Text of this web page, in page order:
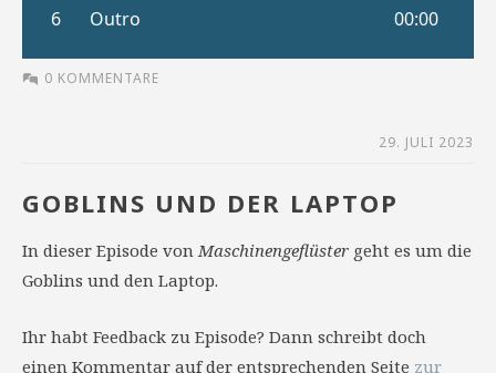
0 KOMMENTARE
29. JULI 2023
GOBLINS UND DER LAPTOP
In dieser Episode vonMaschinengeflüster geht es um die
Goblins und den Laptop.
Ihr habt Feedback zu Episode? Dann schreibt doch
einen Kommentar auf der entsprechenden Seite zur